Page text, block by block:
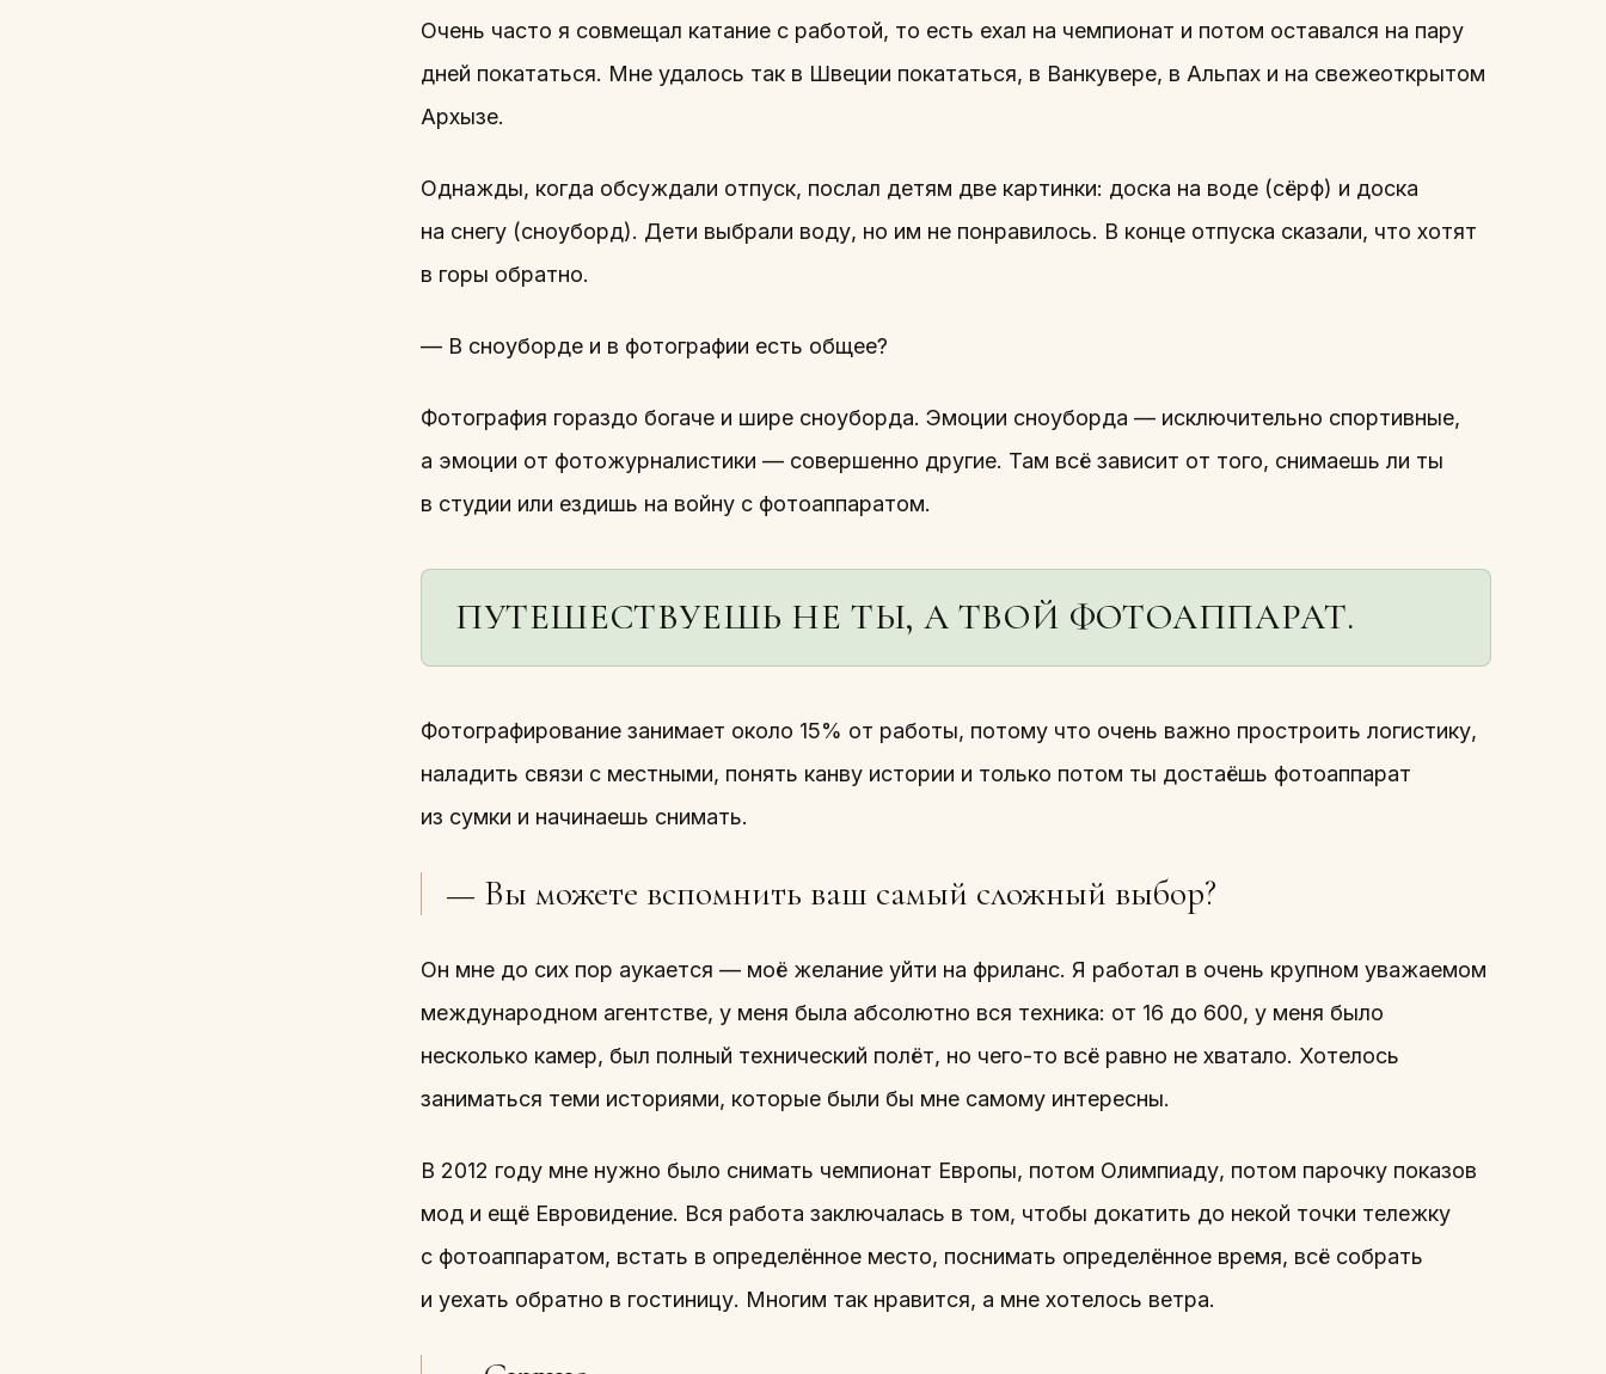
Очень часто я совмещал катание с работой, то есть ехал на чемпионат и потом оставался на пару
дней покататься. Мне удалось так в Швеции покататься, в Ванкувере, в Альпах и на свежеоткрытом
Архызе.
Однажды, когда обсуждали отпуск, послал детям две картинки: доска на воде (сёрф) и доска
на снегу (сноуборд). Дети выбрали воду, но им не понравилось. В конце отпуска сказали, что хотят
в горы обратно.
— В сноуборде и в фотографии есть общее?
Фотография гораздо богаче и шире сноуборда. Эмоции сноуборда — исключительно спортивные,
а эмоции от фотожурналистики — совершенно другие. Там всё зависит от того, снимаешь ли ты
в студии или ездишь на войну с фотоаппаратом.
ПУТЕШЕСТВУЕШЬ НЕ ТЫ, А ТВОЙ ФОТОАППАРАТ.
Фотографирование занимает около 15% от работы, потому что очень важно простроить логистику,
наладить связи с местными, понять канву истории и только потом ты достаёшь фотоаппарат
из сумки и начинаешь снимать.
— Вы можете вспомнить ваш самый сложный выбор?
Он мне до сих пор аукается — моё желание уйти на фриланс. Я работал в очень крупном уважаемом
международном агентстве, у меня была абсолютно вся техника: от 16 до 600, у меня было
несколько камер, был полный технический полёт, но чего-то всё равно не хватало. Хотелось
заниматься теми историями, которые были бы мне самому интересны.
В 2012 году мне нужно было снимать чемпионат Европы, потом Олимпиаду, потом парочку показов
мод и ещё Евровидение. Вся работа заключалась в том, чтобы докатить до некой точки тележку
с фотоаппаратом, встать в определённое место, поснимать определённое время, всё собрать
и уехать обратно в гостиницу. Многим так нравится, а мне хотелось ветра.